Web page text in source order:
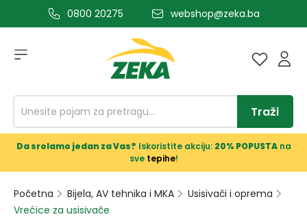
glavni sadržaj0800 20275 webshop@zeka.ba
Traži
Da srolamo jedan za Vas? Iskoristite akciju: 20% POPUSTAna
sve tepihe!
Početna Bijela, AV tehnika i MKA
Usisivači i oprema
Vrećice za usisivače